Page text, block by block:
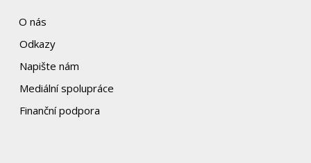
O nás
Odkazy
Napište nám
Mediální spolupráce
Finanční podpora